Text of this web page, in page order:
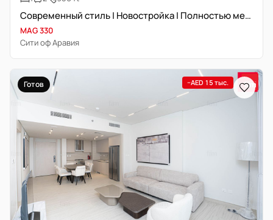
Современный стиль | Новостройка | Полностью меблирована
MAG 330
Сити оф Аравия
Готов −AED 15 тыс.